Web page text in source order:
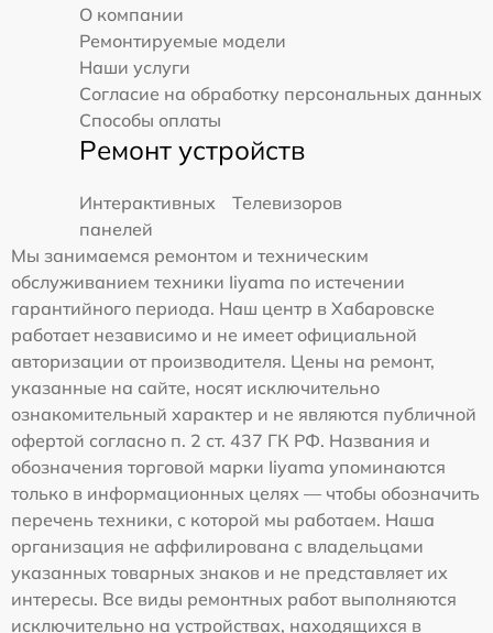
О компании
Ремонтируемые модели
Наши услуги
Согласие на обработку персональных данных
Способы оплаты
Ремонт устройств
Интерактивных
панелей
Телевизоров
Мы занимаемся ремонтом и техническим
обслуживанием техники Iiyama по истечении
гарантийного периода. Наш центр в Хабаровске
работает независимо и не имеет официальной
авторизации от производителя. Цены на ремонт,
указанные на сайте, носят исключительно
ознакомительный характер и не являются публичной
офертой согласно п. 2 ст. 437 ГК РФ. Названия и
обозначения торговой марки Iiyama упоминаются
только в информационных целях — чтобы обозначить
перечень техники, с которой мы работаем. Наша
организация не аффилирована с владельцами
указанных товарных знаков и не представляет их
интересы. Все виды ремонтных работ выполняются
исключительно на устройствах, находящихся в